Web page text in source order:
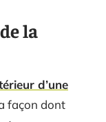
la
d’une
façon dont